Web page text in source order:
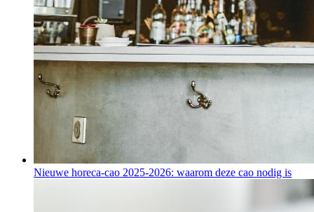
Nieuwe horeca-cao 2025-2026: waarom deze cao nodig is